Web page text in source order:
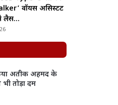
वॉयस असिस्टेंट
लैस…
अतीक अहमद के
तोड़ा दम